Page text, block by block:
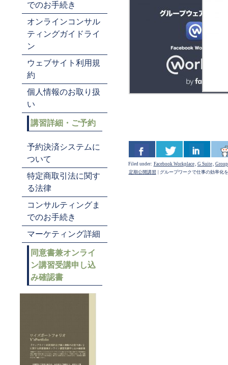
Filed under: Facebook Workplace, G Suite,
定期公開講習
グループワークで仕事の効率化
でのお手続き
オンラインコンサル
ティングガイドライ
ン
ウェブサイト利用規
約
個人情報のお取り扱
い
講習詳細・ご予約
予約決済システムに
ついて
特定商取引法に関す
る法律
コンサルティングま
でのお手続き
マーケティング詳細
同意書兼オンライ
ン講習受講申し込
み確認書